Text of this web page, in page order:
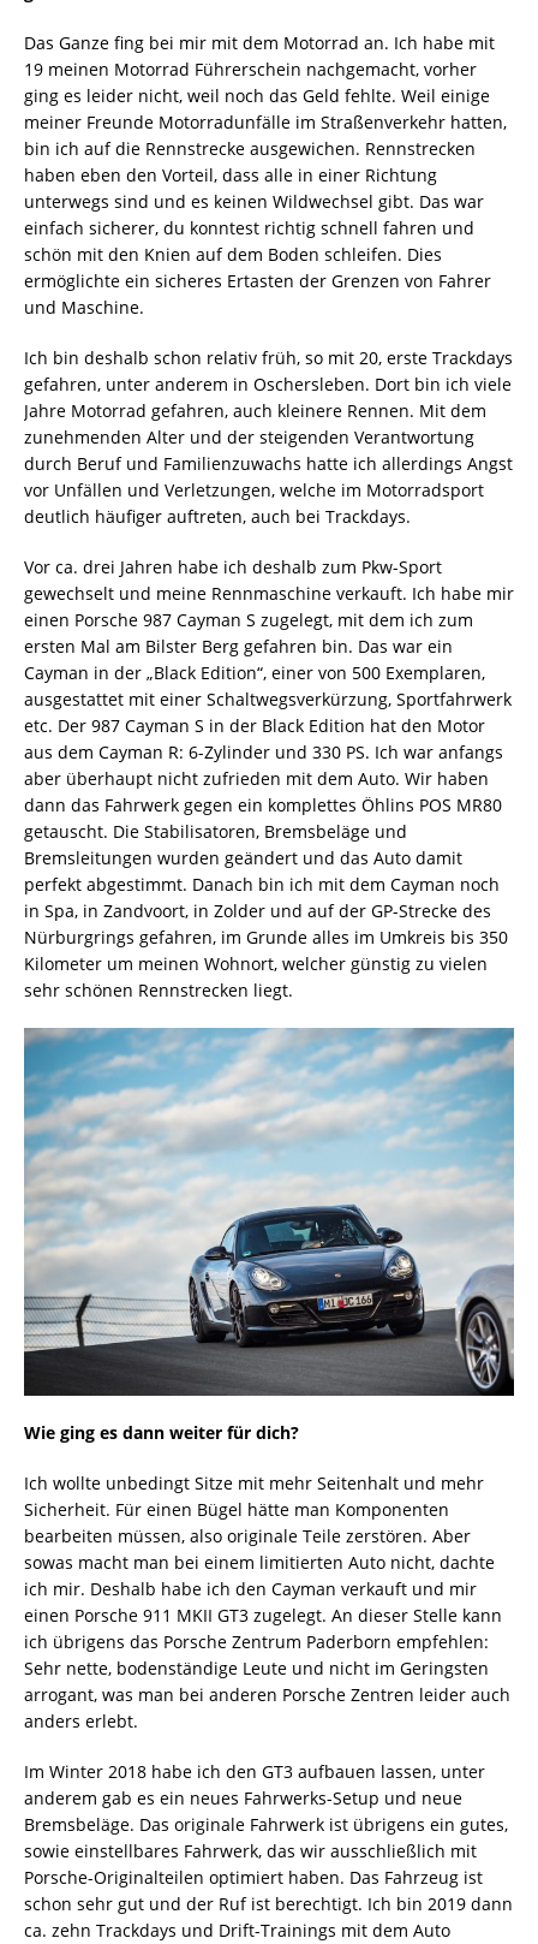
Das Ganze fing bei mir mit dem Motorrad an. Ich habe mit
19 meinen Motorrad Führerschein nachgemacht, vorher
ging es leider nicht, weil noch das Geld fehlte. Weil einige
meiner Freunde Motorradunfälle im Straßenverkehr hatten,
bin ich auf die Rennstrecke ausgewichen. Rennstrecken
haben eben den Vorteil, dass alle in einer Richtung
unterwegs sind und es keinen Wildwechsel gibt. Das war
einfach sicherer, du konntest richtig schnell fahren und
schön mit den Knien auf dem Boden schleifen. Dies
ermöglichte ein sicheres Ertasten der Grenzen von Fahrer
und Maschine.
Ich bin deshalb schon relativ früh, so mit 20, erste Trackdays
gefahren, unter anderem in Oschersleben. Dort bin ich viele
Jahre Motorrad gefahren, auch kleinere Rennen. Mit dem
zunehmenden Alter und der steigenden Verantwortung
durch Beruf und Familienzuwachs hatte ich allerdings Angst
vor Unfällen und Verletzungen, welche im Motorradsport
deutlich häufiger auftreten, auch bei Trackdays.
Vor ca. drei Jahren habe ich deshalb zum Pkw-Sport
gewechselt und meine Rennmaschine verkauft. Ich habe mir
einen Porsche 987 Cayman S zugelegt, mit dem ich zum
ersten Mal am Bilster Berg gefahren bin. Das war ein
Cayman in der „Black Edition“, einer von 500 Exemplaren,
ausgestattet mit einer Schaltwegsverkürzung, Sportfahrwerk
etc. Der 987 Cayman S in der Black Edition hat den Motor
aus dem Cayman R: 6-Zylinder und 330 PS. Ich war anfangs
aber überhaupt nicht zufrieden mit dem Auto. Wir haben
dann das Fahrwerk gegen ein komplettes Öhlins POS MR80
getauscht. Die Stabilisatoren, Bremsbeläge und
Bremsleitungen wurden geändert und das Auto damit
perfekt abgestimmt. Danach bin ich mit dem Cayman noch
in Spa, in Zandvoort, in Zolder und auf der GP-Strecke des
Nürburgrings gefahren, im Grunde alles im Umkreis bis 350
Kilometer um meinen Wohnort, welcher günstig zu vielen
sehr schönen Rennstrecken liegt.
Wie ging es dann weiter für dich?
Ich wollte unbedingt Sitze mit mehr Seitenhalt und mehr
Sicherheit. Für einen Bügel hätte man Komponenten
bearbeiten müssen, also originale Teile zerstören. Aber
sowas macht man bei einem limitierten Auto nicht, dachte
ich mir. Deshalb habe ich den Cayman verkauft und mir
einen Porsche 911 MKII GT3 zugelegt. An dieser Stelle kann
ich übrigens das Porsche Zentrum Paderborn empfehlen:
Sehr nette, bodenständige Leute und nicht im Geringsten
arrogant, was man bei anderen Porsche Zentren leider auch
anders erlebt.
Im Winter 2018 habe ich den GT3 aufbauen lassen, unter
anderem gab es ein neues Fahrwerks-Setup und neue
Bremsbeläge. Das originale Fahrwerk ist übrigens ein gutes,
sowie einstellbares Fahrwerk, das wir ausschließlich mit
Porsche-Originalteilen optimiert haben. Das Fahrzeug ist
schon sehr gut und der Ruf ist berechtigt. Ich bin 2019 dann
ca. zehn Trackdays und Drift-Trainings mit dem Auto